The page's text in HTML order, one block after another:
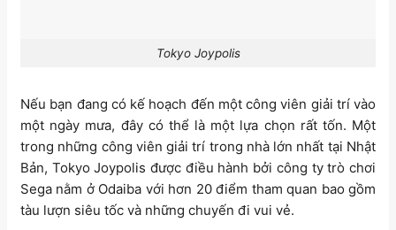
Tokyo Joypolis
Nếu bạn đang có kế hoạch đến một công viên giải trí vào
một ngày mưa, đây có thể là một lựa chọn rất tốn. Một
trong những công viên giải trí trong nhà lớn nhất tại Nhật
Bản, Tokyo Joypolis được điều hành bởi công ty trò chơi
Sega nằm ở Odaiba với hơn 20 điểm tham quan bao gồm
tàu lượn siêu tốc và những chuyến đi vui vẻ.